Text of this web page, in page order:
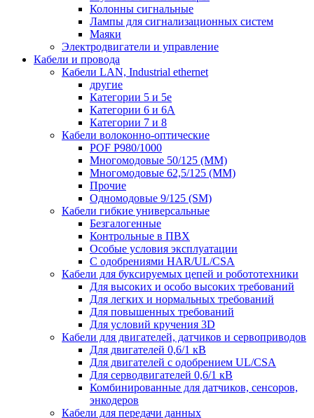
Колонны сигнальные
Лампы для сигнализационных систем
Маяки
Электродвигатели и управление
Кабели и провода
Кабели LAN, Industrial ethernet
другие
Категории 5 и 5е
Категории 6 и 6A
Категории 7 и 8
Кабели волоконно-оптические
POF P980/1000
Многомодовые 50/125 (ММ)
Многомодовые 62,5/125 (ММ)
Прочие
Одномодовые 9/125 (SM)
Кабели гибкие универсальные
Безгалогенные
Контрольные в ПВХ
Особые условия эксплуатации
С одобрениями HAR/UL/CSA
Кабели для буксируемых цепей и робототехники
Для высоких и особо высоких требований
Для легких и нормальных требований
Для повышенных требований
Для условий кручения 3D
Кабели для двигателей, датчиков и сервоприводов
Для двигателей 0,6/1 кВ
Для двигателей с одобрением UL/CSA
Для серводвигателей 0,6/1 кВ
Комбинированные для датчиков, cенсоров,
энкодеров
Кабели для передачи данных